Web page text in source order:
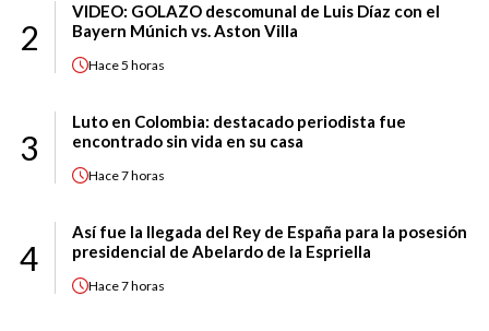
2
VIDEO: GOLAZO descomunal de Luis Díaz con el
Bayern Múnich vs. Aston Villa
Hace5 horas
3
Luto en Colombia: destacado periodista fue
encontrado sin vida en su casa
Hace7 horas
4
Así fue la llegada del Rey de España para la posesión
presidencial de Abelardo de la Espriella
Hace7 horas